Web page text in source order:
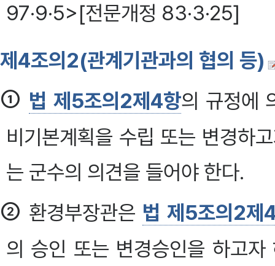
97·9·5>[전문개정 83·3·25]
제4조의2(관계기관과의 협의 등)
① 법 제5조의2제4항의 규정에
비기본계획을 수립 또는 변경하
는 군수의 의견을 들어야 한다.
② 환경부장관은 법 제5조의2제
의 승인 또는 변경승인을 하고